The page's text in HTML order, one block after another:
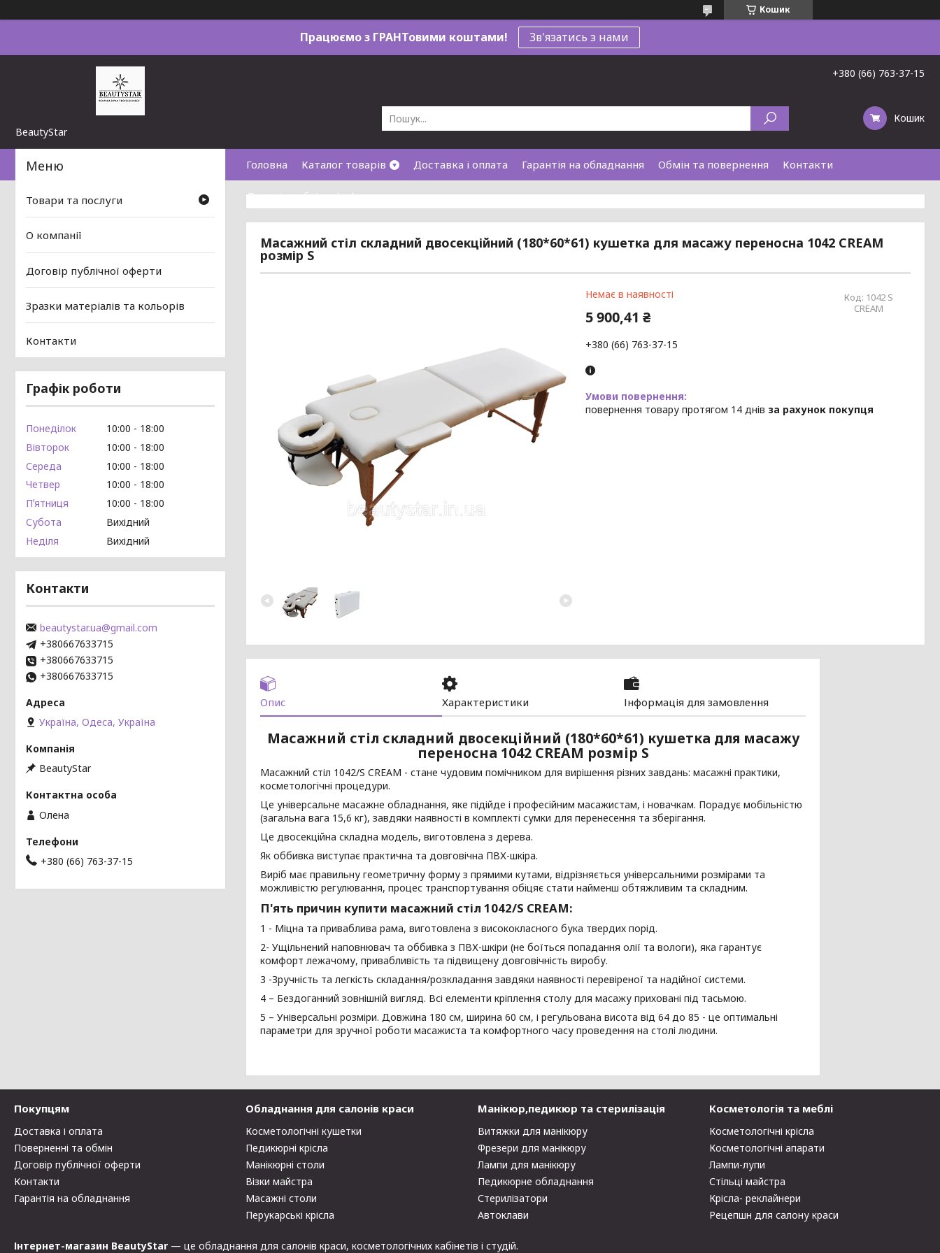
Кошик
Працюємо з ГРАНТовими коштами! Зв'язатись з нами
BeautyStar
+380 (66) 763-37-15
Кошик
Головна Каталог товарів Доставка і оплата Гарантія на обладнання Обмін та повернення Контакти
Договір публічної оферти
Масажний стіл складний двосекційний (180*60*61) кушетка для масажу переносна 1042 CREAM
розмір S
Немає в наявності Код: 1042 S
CREAM
5 900,41 ₴
+380 (66) 763-37-15
повернення товару протягом 14 днів за рахунок покупця
Опис Характеристики Інформація для замовлення
Масажний стіл складний двосекційний (180*60*61) кушетка для масажу
переносна 1042 CREAM розмір S
Масажний стіл 1042/S CREAM - стане чудовим помічником для вирішення різних завдань: масажні практики,
косметологічні процедури.
Це універсальне масажне обладнання, яке підійде і професійним масажистам, і новачкам. Порадує мобільністю
(загальна вага 15,6 кг), завдяки наявності в комплекті сумки для перенесення та зберігання.
Це двосекційна складна модель, виготовлена з дерева.
Як оббивка виступає практична та довговічна ПВХ-шкіра.
Виріб має правильну геометричну форму з прямими кутами, відрізняється універсальними розмірами та
можливістю регулювання, процес транспортування обіцяє стати найменш обтяжливим та складним.
П'ять причин купити масажний стіл 1042/S CREAM:
1 - Міцна та приваблива рама, виготовлена з висококласного бука твердих порід.
2- Ущільнений наповнювач та оббивка з ПВХ-шкіри (не боїться попадання олії та вологи), яка гарантує
комфорт лежачому, привабливість та підвищену довговічність виробу.
3 -Зручність та легкість складання/розкладання завдяки наявності перевіреної та надійної системи.
4 – Бездоганний зовнішній вигляд. Всі елементи кріплення столу для масажу приховані під тасьмою.
5 – Універсальні розміри. Довжина 180 см, ширина 60 см, і регульована висота від 64 до 85 - це оптимальні
параметри для зручної роботи масажиста та комфортного часу проведення на столі людини.
Товари та послуги
О компанії
Договір публічної оферти
Зразки матеріалів та кольорів
Контакти
Графік роботи
Понеділок 10:00
18:00
Вівторок
10:00
18:00
Середа
10:00
18:00
Четвер
10:00
18:00
Пʼятниця
10:00
18:00
Субота
Вихідний
Неділя
Вихідний
Контакти
beautystar.ua@gmail.com
+380667633715
+380667633715
+380667633715
Україна, Одеса, Україна
BeautyStar
Олена
+380 (66) 763-37-15
Покупцям
Доставка і оплата
Поверненні та обмін
Договір публічної оферти
Контакти
Гарантія на обладнання
Обладнання для салонів краси
Косметологічні кушетки
Педикюрні крісла
Манікюрні столи
Візки майстра
Масажні столи
Перукарські крісла
Манікюр,педикюр та стерилізація
Витяжки для манікюру
Фрезери для манікюру
Лампи для манікюру
Педикюрне обладнання
Стерилізатори
Автоклави
Косметологія та меблі
Косметологічні крісла
Косметологічні апарати
Лампи-лупи
Стільці майстра
Крісла- реклайнери
Рецепшн для салону краси
Інтернет-магазин BeautyStar — це обладнання для салонів краси, косметологічних кабінетів і студій.